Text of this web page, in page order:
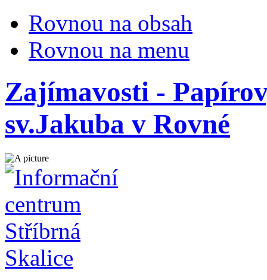
Rovnou na obsah
Rovnou na menu
Zajímavosti -
sv.Jakuba v Rovné